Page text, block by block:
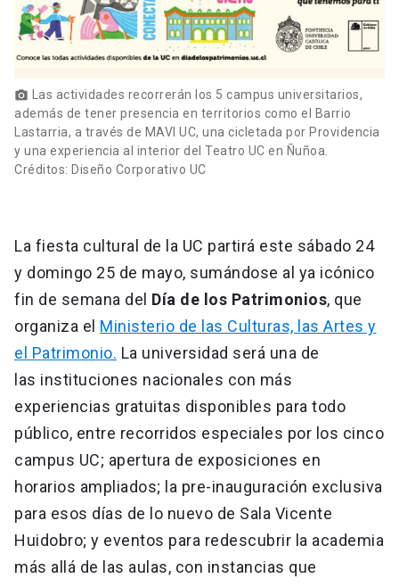
photo_camera Las actividades recorrerán los 5 campus universitarios,
además de tener presencia en territorios como el Barrio
Lastarria, a través de MAVI UC, una cicletada por Providencia
y una experiencia al interior del Teatro UC en Ñuñoa.
Créditos: Diseño Corporativo UC
La fiesta cultural de la UC partirá este sábado 24
y domingo 25 de mayo, sumándose al ya icónico
fin de semana del Día de los Patrimonios, que
organiza el Ministerio de las Culturas, las Artes y
el Patrimonio. La universidad será una de
las instituciones nacionales con más
experiencias gratuitas disponibles para todo
público, entre recorridos especiales por los cinco
campus UC; apertura de exposiciones en
horarios ampliados; la pre-inauguración exclusiva
para esos días de lo nuevo de Sala Vicente
Huidobro; y eventos para redescubrir la academia
más allá de las aulas, con instancias que